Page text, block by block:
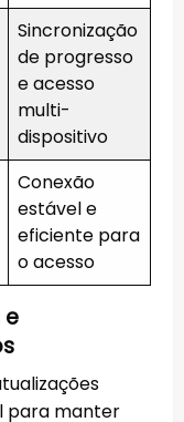
Sincronização
de progresso
e acesso
multi-
dispositivo
Conexão
estável e
eficiente para
o acesso
e
para manter